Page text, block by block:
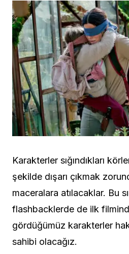
Karakterler sığındıkları
şekilde dışarı çıkmak
maceralara atılacaklar. Bu
flashbacklerde de ilk
gördüğümüz karakterler
sahibi olacağız.